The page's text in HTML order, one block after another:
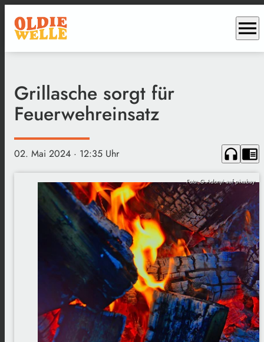
menu
Grillasche sorgt für
Feuerwehreinsatz
02. Mai 2024 · 12:35 Uhr headphones chrome_reader_mode
Foto: G.Adonyi auf pixabay